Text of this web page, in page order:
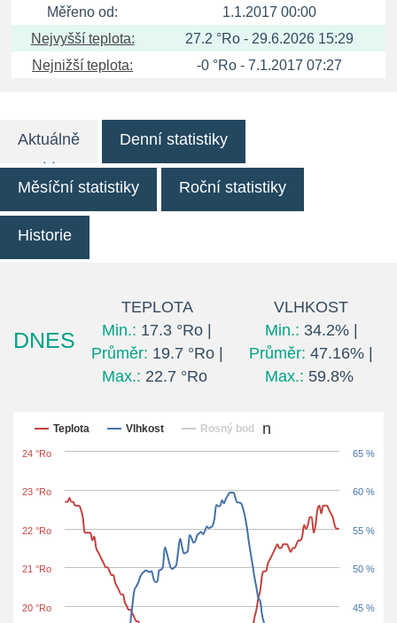
Měřeno od:
1.1.2017 00:00
Nejvyšší teplota:
27.2 °Ro - 29.6.2026 15:29
Nejnižší teplota:
-0 °Ro - 7.1.2017 07:27
Aktuálně Denní statistiky
Měsíční statistiky Roční statistiky
Historie
DNES
TEPLOTA
Min.: 17.3 °Ro |
Průměr: 19.7 °Ro |
Max.: 22.7 °Ro
VLHKOST
Min.: 34.2% |
Průměr: 47.16% |
Max.: 59.8%
Posledních 24 hodin
Teplota Vlhkost Rosný bod
20 °Ro
21 °Ro
22 °Ro
23 °Ro
24 °Ro
45 %
50 %
55 %
60 %
65 %